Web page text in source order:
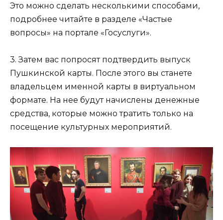
Это можно сделать несколькими способами,
подробнее читайте в разделе «Частые
вопросы» на портале «Госуслуги».
3. Затем вас попросят подтвердить выпуск
Пушкинской карты. После этого вы станете
владельцем именной карты в виртуальном
формате. На нее будут начислены денежные
средства, которые можно тратить только на
посещение культурных мероприятий.